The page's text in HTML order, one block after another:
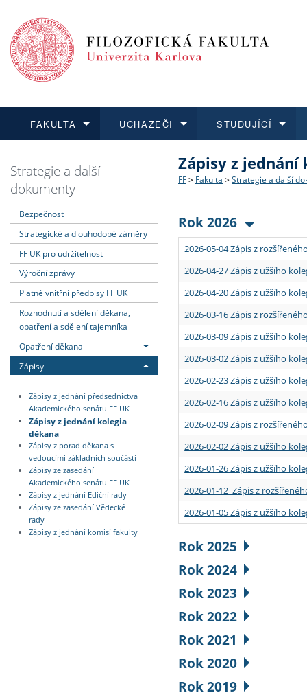
FAKULTA
Dozvědět se více
Struktura a historie
Strategie a další
Podpora a benefity pro
Absolventi fakulty
UCHAZEČI
Podat přihlášku
Co studovat a jak se
Učitelské studijní
Informace k průběhu
STUDUJÍCÍ
Dozvědět se více
Bakalářské a magisterské
Doktorské studium
Rigorózní řízení
Dozvědět se více
O vědě a výzkumu na FF
Akademické kvalifikace
Granty a projekty
Dozvědět se více
Aktuální nabídky a
Vyjíždějící studenti
Přijíždějící studenti
Vyjíždějící zaměstnanci
Strategie a další
dokumenty
Bezpečnost
Strategické a dlouhodobé záměry
FF UK pro udržitelnost
Výroční zprávy
Platné vnitřní předpisy FF UK
Rozhodnutí a sdělení děkana,
opatření a sdělení tajemníka
Opatření děkana
Zápisy
Zápisy z jednání předsednictva
Akademického senátu FF UK
Zápisy z jednání kolegia
děkana
Zápisy z porad děkana s
vedoucími základních součástí
Zápisy ze zasedání
Akademického senátu FF UK
Zápisy z jednání Ediční rady
Zápisy ze zasedání Vědecké
rady
Zápisy z jednání komisí fakulty
Zápisy z jednání
FF > Fakulta > Strategie a další
Rok 2026
2026-05-04 Zápis z
2026-04-27 Zápis z užšího
2026-04-20 Zápis z užšího
2026-03-16 Zápis z
2026-03-09 Zápis z užšího
2026-03-02 Zápis z užšího
2026-02-23 Zápis z užšího
2026-02-16 Zápis z užšího
2026-02-09 Zápis z
2026-02-02 Zápis z užšího
2026-01-26 Zápis z užšího
2026-01-12 Zápis z
2026-01-05 Zápis z užšího
Rok 2025
Rok 2024
Rok 2023
Rok 2022
Rok 2021
Rok 2020
Rok 2019